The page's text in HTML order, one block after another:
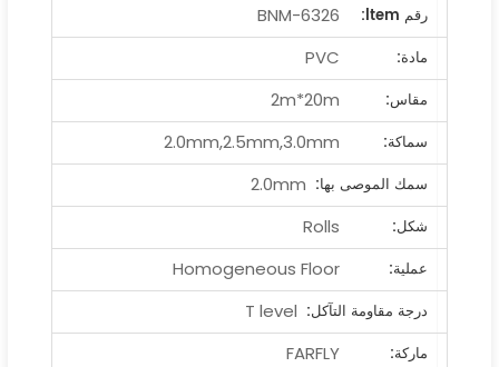
رقم ltem:
BNM-6326
مادة:
PVC
مقاس:
2m*20m
سماكة:
2.0mm,2.5mm,3.0mm
سمك الموصى بها: 2.0mm
شكل:
Rolls
عملية:
Homogeneous Floor
درجة مقاومة التآكل: T level
ماركة:
FARFLY